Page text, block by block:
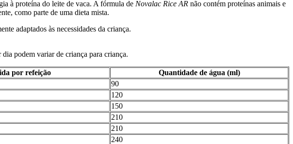
à proteína do leite de vaca. A fórmula de Novalac Rice AR não contém proteínas animais e
como parte de uma dieta mista.
adaptados às necessidades da criança.
podem variar de criança para criança.
por refeição
Quantidade de água (ml)
90
120
150
210
210
240